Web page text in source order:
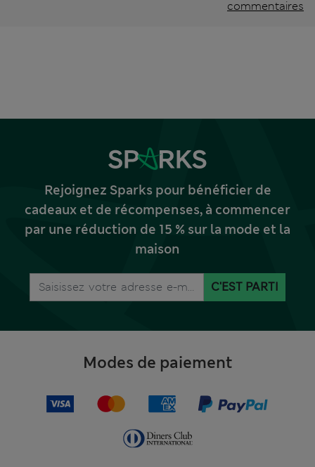
commentaires
Rejoignez Sparks pour bénéficier de
cadeaux et de récompenses, à commencer
par une réduction de 15 % sur la mode et la
maison
C'EST PARTI
Modes de paiement